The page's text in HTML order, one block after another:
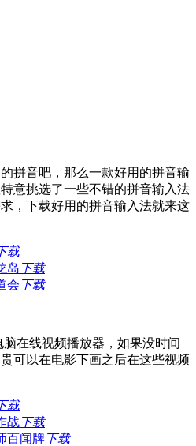
拼音吧，那么一款好用的拼音输
意挑选了一些不错的拼音输入法
，下载好用的拼音输入法就来这
载
岛 下载
会 下载
在线视频播放器，如果没时间
可以在电影下画之后在这些视频
载
战下载
百闻牌下载